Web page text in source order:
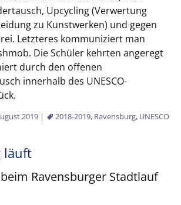
Upcycling (Verwertung
zu Kunstwerken) und gegen
Letzteres kommuniziert man
Die Schüler kehrten angeregt
durch den offenen
innerhalb des UNESCO-
2019 | 2018-2019, Ravensburg, UNESCO
läuft
Ravensburger Stadtlauf